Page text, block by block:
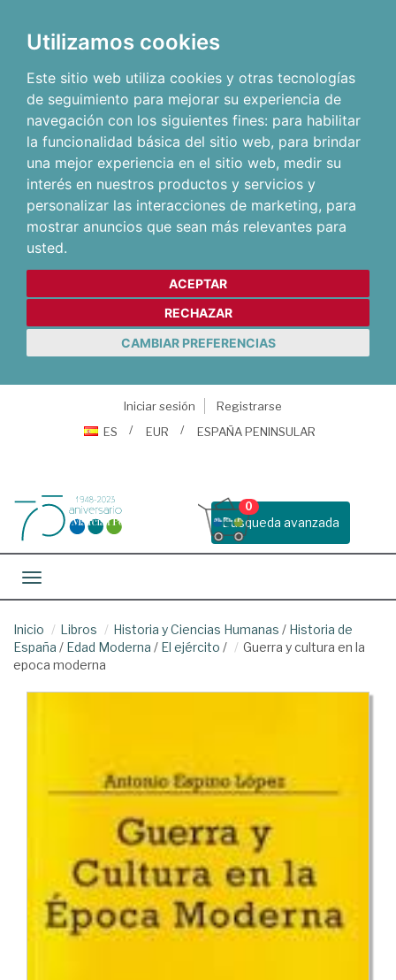
Utilizamos cookies
Este sitio web utiliza cookies y otras tecnologías
de seguimiento para mejorar su experiencia de
navegación con los siguientes fines: para habilitar
la funcionalidad básica del sitio web, para brindar
una mejor experiencia en el sitio web, medir su
interés en nuestros productos y servicios y
personalizar las interacciones de marketing, para
mostrar anuncios que sean más relevantes para
usted.
ACEPTAR
RECHAZAR
CAMBIAR PREFERENCIAS
Iniciar sesión
Registrarse
ES
EUR ESPAÑA PENINSULAR
Busqueda avanzada
0
Toggle navigation
Inicio Libros Historia y Ciencias Humanas / Historia de
España / Edad Moderna / El ejército /
Guerra y cultura en la
epoca moderna